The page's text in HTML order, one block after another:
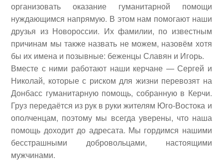
организовать оказание гуманитарной помощи
нуждающимся напрямую. В этом нам помогают наши
друзья из Новороссии. Их фамилии, по известным
причинам мы также назвать не можем, назовём хотя
бы их имена и позывные: беженцы Славян и Игорь.
Вместе с ними работают наши керчане — Сергей и
Николай, которые с риском для жизни перевозят на
Донбасс гуманитарную помощь, собранную в Керчи.
Груз передаётся из рук в руки жителям Юго-Востока и
ополченцам, поэтому мы всегда уверены, что наша
помощь доходит до адресата. Мы гордимся нашими
бесстрашными добровольцами, настоящими
мужчинами.